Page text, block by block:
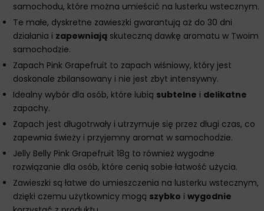
samochodu, które można umieścić na lusterku wstecznym.
Te małe, dyskretne zawieszki gwarantują aż do 30 dni
działania i zapewniają skuteczną dawkę aromatu w Twoim
samochodzie.
Zapach Pink Grapefruit to zapach wiśniowy, który jest
doskonale zbilansowany i nie jest zbyt intensywny.
Idealny wybór dla osób, które lubią subtelne i delikatne
zapachy.
Zapach jest długotrwały i utrzymuje się przez długi czas, co
zapewnia świeży i przyjemny aromat w samochodzie.
Jelly Belly Pink Grapefruit 18g to również wygodne
rozwiązanie dla osób, które cenią sobie łatwość użycia.
Zawieszki są łatwe do umieszczenia na lusterku wstecznym,
dzięki czemu użytkownicy mogą szybko i wygodnie